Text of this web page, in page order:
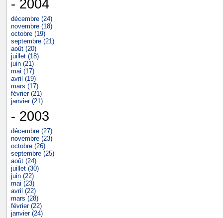
- 2004
décembre (24)
novembre (18)
octobre (19)
septembre (21)
août (20)
juillet (18)
juin (21)
mai (17)
avril (19)
mars (17)
février (21)
janvier (21)
- 2003
décembre (27)
novembre (23)
octobre (26)
septembre (25)
août (24)
juillet (30)
juin (22)
mai (23)
avril (22)
mars (28)
février (22)
janvier (24)